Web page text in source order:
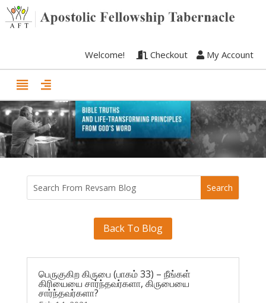
Welcome! Checkout My Account
Back To Blog
பெருகுகிற கிருபை (பாகம் 33) – நீங்கள்
கிரியையை சார்ந்தவர்களா, கிருபையை
சார்ந்தவர்களா?